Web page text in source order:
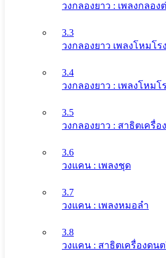
วงกลองยาว : เพลงกลอง
3.3
วงกลองยาว เพลงโหมโรง
3.4
วงกลองยาว : เพลงโหมโ
3.5
วงกลองยาว : สาธิตเครื่อ
3.6
วงแคน : เพลงชุด
3.7
วงแคน : เพลงหมอลำ
3.8
วงแคน : สาธิตเครื่องดน